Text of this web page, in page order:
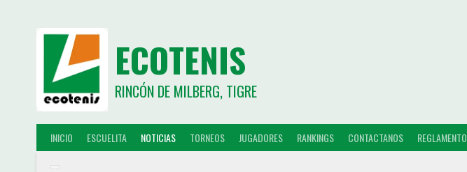
ECOTENIS
RINCÓN DE MILBERG, TIGRE
INICIO ESCUELITA NOTICIAS TORNEOS JUGADORES RANKINGS CONTACTANOS REGLAMENTO